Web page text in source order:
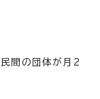
民間の団体が月2